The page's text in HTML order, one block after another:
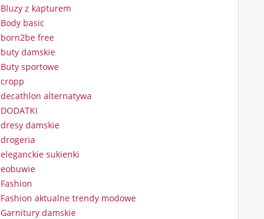
Bluzy z kapturem
Body basic
born2be free
buty damskie
Buty sportowe
cropp
decathlon alternatywa
DODATKI
dresy damskie
drogeria
eleganckie sukienki
eobuwie
Fashion
Fashion aktualne trendy modowe
Garnitury damskie